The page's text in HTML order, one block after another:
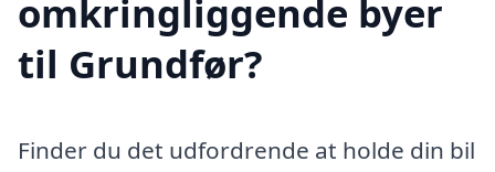
omkringliggende byer
til Grundfør?
Finder du det udfordrende at holde din bil